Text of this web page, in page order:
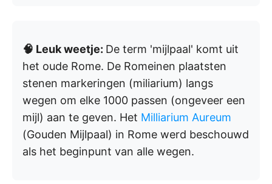
🧠 Leuk weetje: De term 'mijlpaal' komt uit
het oude Rome. De Romeinen plaatsten
stenen markeringen (miliarium) langs
wegen om elke 1000 passen (ongeveer een
mijl) aan te geven. Het Milliarium Aureum
(Gouden Mijlpaal) in Rome werd beschouwd
als het beginpunt van alle wegen.